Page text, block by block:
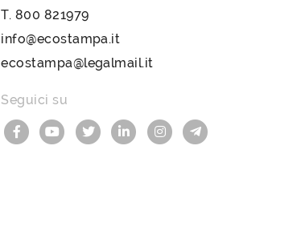
T. 800 821979
info@ecostampa.it
ecostampa@legalmail.it
Seguici su